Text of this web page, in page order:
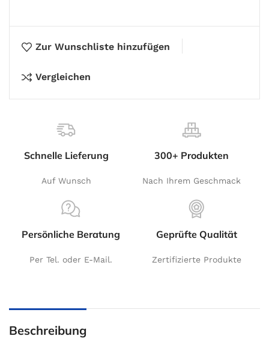
Zur Wunschliste hinzufügen
Vergleichen
Schnelle Lieferung
Auf Wunsch
300+ Produkten
Nach Ihrem Geschmack
Persönliche Beratung
Per Tel. oder E-Mail.
Geprüfte Qualität
Zertifizierte Produkte
Beschreibung